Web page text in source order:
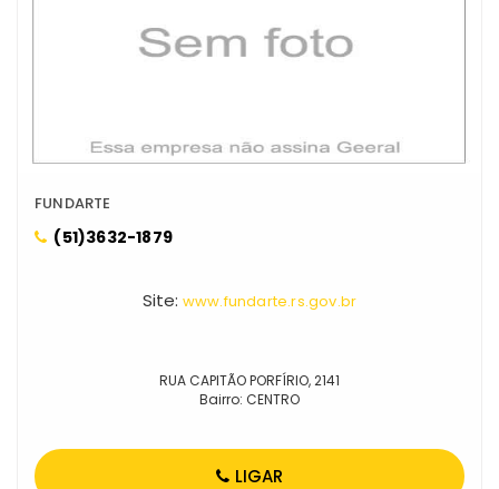
FUNDARTE
(51)3632-1879
Site: www.fundarte.rs.gov.br
RUA CAPITÃO PORFÍRIO, 2141
Bairro: CENTRO
LIGAR